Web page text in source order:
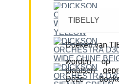
TIBELLY
Doeken van
worden op
plaatsen
Deze